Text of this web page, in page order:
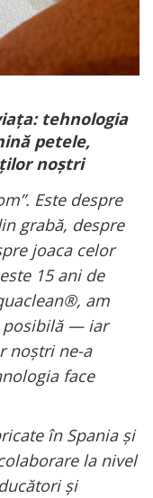
tehnologia
petele,
noștri
Este despre
grabă, despre
joaca celor
15 ani de
am
posibilă — iar
noștri ne-a
face
în Spania și
la nivel
și